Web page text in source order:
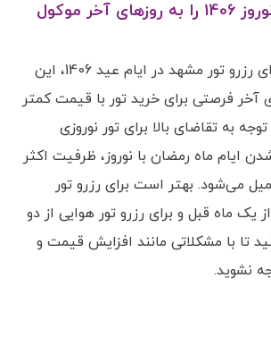
رزرو تور مشهد نوروز 1406 را به روزهای آخر موکول
یک تفکر اشتباه برای رزرو تور مشهد در ایام عید 1406، این
فرصتی برای خرید تور با قیمت کمتر
به تقاضای بالا برای تور نوروزی
ایام ماه رمضان با نوروز، ظرفیت اکثر
می‌شود. بهتر است برای رزرو تور
یک ماه قبل و برای رزرو تور هوایی از دو
تا با مشکلاتی مانند افزایش قیمت و
نشوید.